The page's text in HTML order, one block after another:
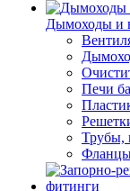
Дымоходы и
Печи
Трубы,
Фланцы